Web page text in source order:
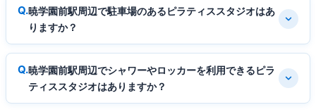
暁学園前駅周辺で駐車場のあるピラティススタジオはあ
りますか？
暁学園前駅周辺でシャワーやロッカーを利用できるピラ
ティススタジオはありますか？